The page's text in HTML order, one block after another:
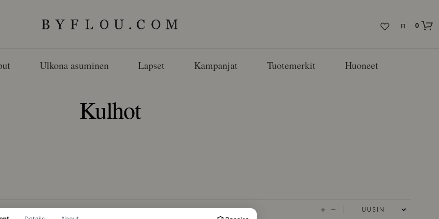
FI
0
Ulkona asuminen Lapset Kampanjat Tuotemerkit Huoneet
Kulhot